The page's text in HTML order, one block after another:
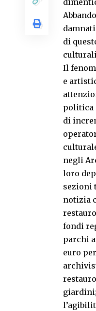
di
Il
e
politica
di
negli
loro
sezioni
notizia
fondi
parchi
euro